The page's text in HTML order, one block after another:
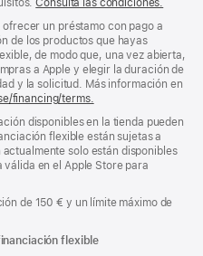
Consulta las condiciones.
un préstamo con pago a
de los productos que hayas
de modo que, una vez abierta,
a Apple y elegir la duración de
y la solicitud. Más información en
financing/terms.
disponibles en la tienda pueden
flexible están sujetas a
solo están disponibles
en el Apple Store para
de 150 € y un límite máximo de
flexible